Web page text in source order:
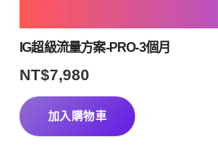
IG超級流量方案-PRO-3個月
NT$7,980
加入購物車